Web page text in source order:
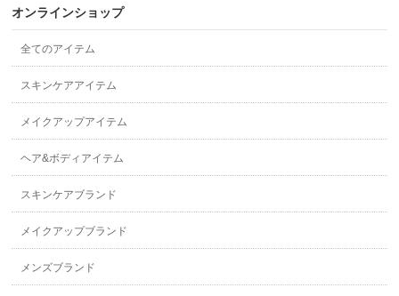
オンラインショップ
全てのアイテム
スキンケアアイテム
メイクアップアイテム
ヘア&ボディアイテム
スキンケアブランド
メイクアップブランド
メンズブランド